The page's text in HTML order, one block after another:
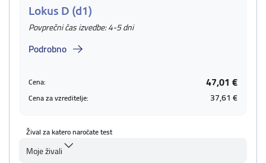
Lokus D (d1)
Povprečni čas izvedbe: 4-5 dni
Podrobno
Cena: 47,01 €
Cena za vzreditelje: 37,61 €
Žival za katero naročate test
Moje živali